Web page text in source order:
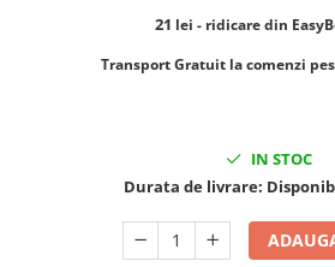
21 lei - ridicare din
​​​​​​Transport Gratuit la comenzi
IN STOC
Durata de livrare: